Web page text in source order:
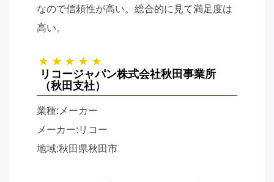
なので信頼性が高い。総合的に見て満足度は
高い。
リコージャパン株式会社秋田事業所
（秋田支社）
業種:メーカー
メーカー:リコー
地域:秋田県秋田市